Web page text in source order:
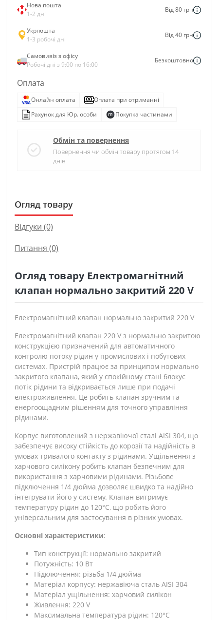
Нова пошта
1-2 дні
Від 80 грн
Укрпошта
1-3 робочі дні
Від 40 грн
Самовивіз з офісу
Робочі дні з 9:00 по 16:00
Безкоштовно
Оплата
Онлайн оплата
Оплата при отриманні
Рахунок для Юр. особи
Покупка частинами
Обмін та повернення
Повернення чи обмін товару протягом 14
днів
Огляд товару
Відгуки (0)
Питання (0)
Огляд товару Електромагнітний
клапан нормально закритий 220 V
Електромагнітний клапан нормально закритий 220 V
Електромагнітний клапан 220 V з нормально закритою
конструкцією призначений для автоматичного
контролю потоку рідин у промислових і побутових
системах. Пристрій працює за принципом нормально
закритого клапана, який у спокійному стані блокує
потік рідини та відкривається лише при подачі
електроживлення. Це робить клапан зручним та
енергоощадним рішенням для точного управління
рідинами.
Корпус виготовлений з нержавіючої сталі AISI 304, що
забезпечує високу стійкість до корозії та надійність в
умовах тривалого контакту з рідинами. Ущільнення з
харчового силікону робить клапан безпечним для
використання з харчовими рідинами. Різьбове
підключення 1/4 дюйма дозволяє швидко та надійно
інтегрувати його у систему. Клапан витримує
температуру рідин до 120°C, що робить його
універсальним для застосування в різних умовах.
Основні характеристики:
Тип конструкції: нормально закритий
Потужність: 10 Вт
Підключення: різьба 1/4 дюйма
Матеріал корпусу: нержавіюча сталь AISI 304
Матеріал ущільнення: харчовий силікон
Живлення: 220 V
Максимальна температура рідин: 120°C